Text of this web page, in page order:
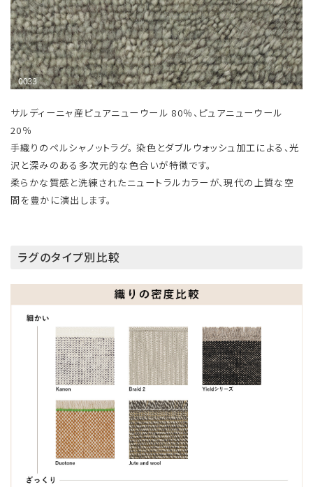
サルディーニャ産ピュアニューウール 80％、ピュアニューウール
20％
手織りのペルシャノットラグ。 染色とダブルウォッシュ加工による、光
沢と深みのある多次元的な色合いが特徴です。
柔らかな質感と洗練されたニュートラルカラーが、現代の上質な空
間を豊かに演出します。
ラグのタイプ別比較